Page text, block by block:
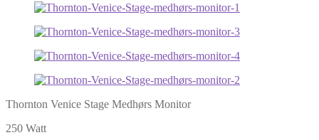
Thornton Venice Stage Medhørs Monitor
250 Watt